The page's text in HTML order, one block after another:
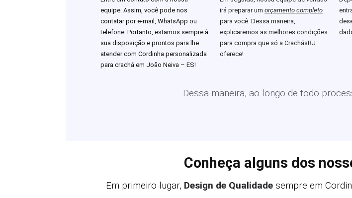
equipe. Assim, você pode nos
contatar por e-mail, WhatsApp ou
telefone. Portanto, estamos sempre à
sua disposição e prontos para lhe
atender com Cordinha personalizada
para crachá em João Neiva – ES!
irá preparar um orçamento completo
para você. Dessa maneira,
explicaremos as melhores condições
para compra que só a CrachásRJ
oferece!
Dessa maneira, ao longo de todo
Conheça alguns dos
Em primeiro lugar, Design de Qualidade sempre em